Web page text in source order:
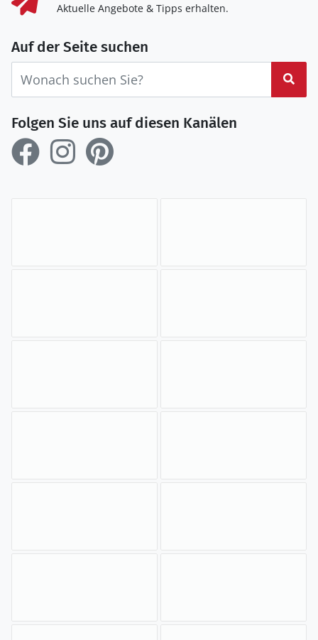
Aktuelle Angebote & Tipps erhalten.
Auf der Seite suchen
Folgen Sie uns auf diesen Kanälen